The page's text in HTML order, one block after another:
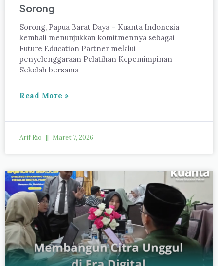
Sorong
Sorong, Papua Barat Daya – Kuanta Indonesia
kembali menunjukkan komitmennya sebagai
Future Education Partner melalui
penyelenggaraan Pelatihan Kepemimpinan
Sekolah bersama
Read More »
Arif Rio Maret 7, 2026